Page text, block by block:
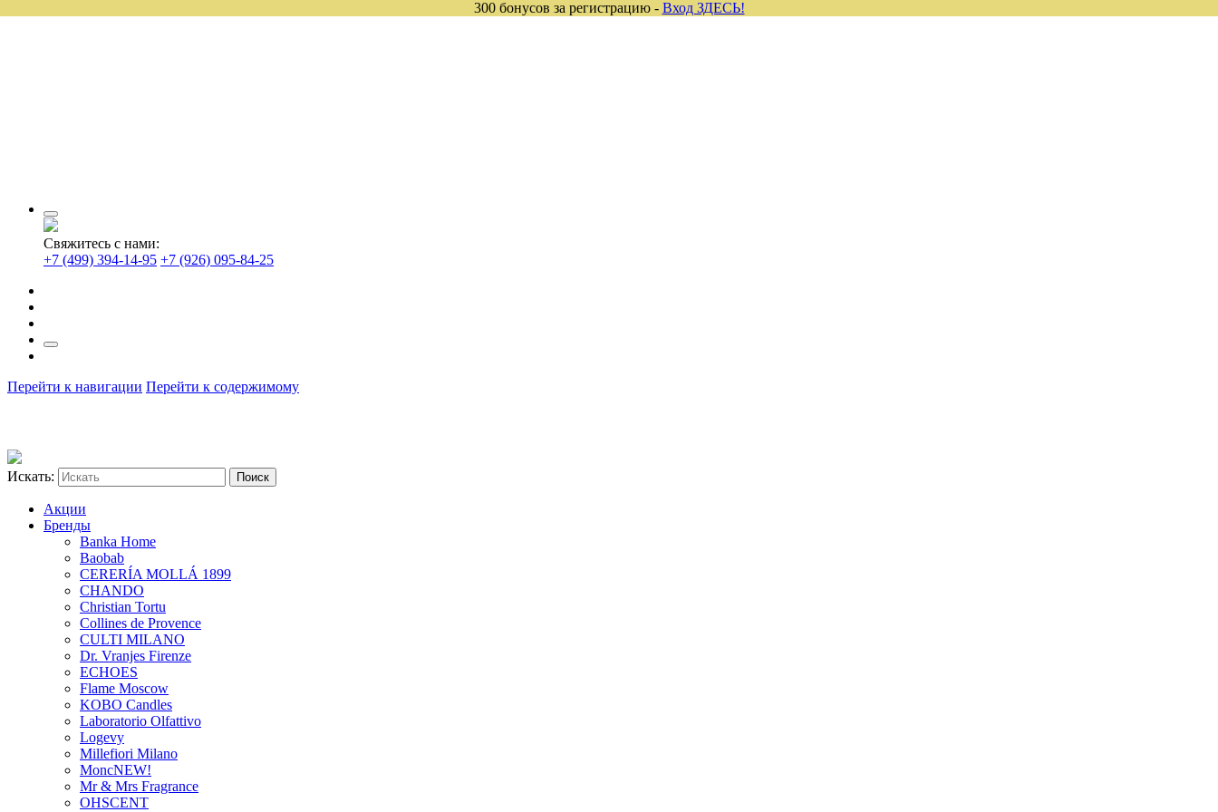
Свяжитесь с нами:
+7 (499) 394-14-95 +7 (926) 095-84-25
Перейти к навигации Перейти к содержимому
Искать:
Акции
Бренды
Banka Home
Baobab
CERERÍA MOLLÁ 1899
CHANDO
Christian Tortu
Collines de Provence
CULTI MILANO
Dr. Vranjes Firenze
ECHOES
Flame Moscow
KOBO Candles
Laboratorio Olfattivo
Logevy
Millefiori Milano
MoncNEW!
Mr & Mrs Fragrance
OHSCENT
300 бонусов за регистрацию - Вход ЗДЕСЬ!